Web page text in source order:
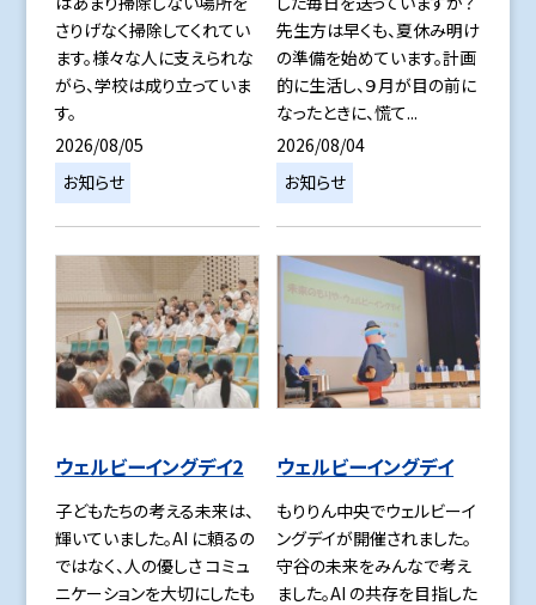
さりげなく掃除してくれてい
ます。様々な人に支えられな
がら、学校は成り立っていま
す。
2026/08/05
お知らせ
先生方は早くも、夏休み明け
の準備を始めています。計画
的に生活し、９月が目の前に
なったときに、慌て...
2026/08/04
お知らせ
ウェルビーイングデイ2
子どもたちの考える未来は、
輝いていました。AI に頼るの
ではなく、人の優しさ コミュ
ニケーションを大切にしたも
ウェルビーイングデイ
もりりん中央でウェルビーイ
ングデイが開催されました。
守谷の未来をみんなで考え
ました。AI の共存を目指した